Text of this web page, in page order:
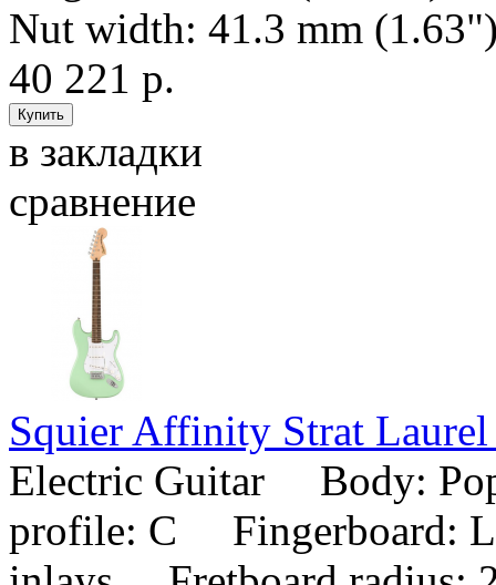
Nut width: 41.3 mm
40 221 р.
в закладки
сравнение
Squier Affinity Strat Laurel
Electric Guitar Body:
profile: C Fingerboard: